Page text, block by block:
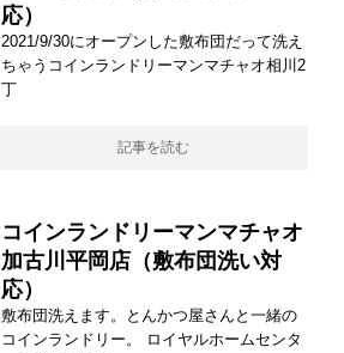
応）
2021/9/30にオープンした敷布団だって洗え
ちゃうコインランドリーマンマチャオ相川2
丁
記事を読む
コインランドリーマンマチャオ
加古川平岡店（敷布団洗い対
応）
敷布団洗えます。とんかつ屋さんと一緒の
コインランドリー。 ロイヤルホームセンタ